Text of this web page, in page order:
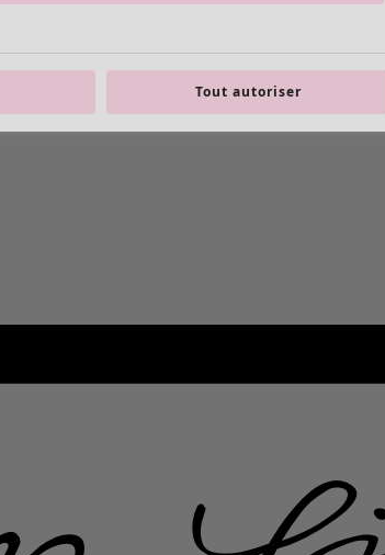
Tout autoriser